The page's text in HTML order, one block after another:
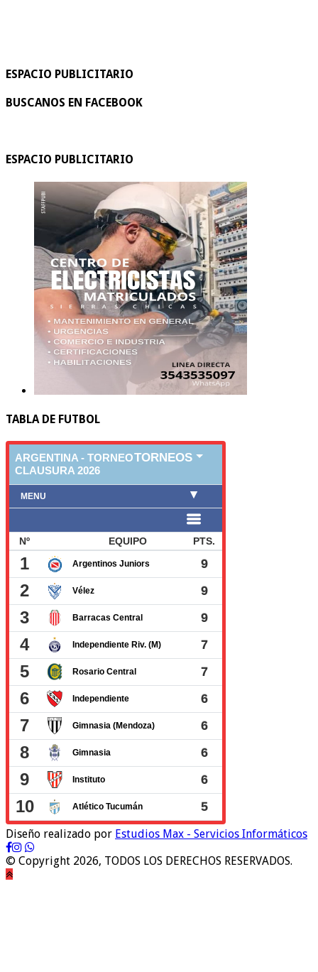
ESPACIO PUBLICITARIO
BUSCANOS EN FACEBOOK
ESPACIO PUBLICITARIO
TABLA DE FUTBOL
Diseño realizado por Estudios Max - Servicios Informáticos
© Copyright 2026, TODOS LOS DERECHOS RESERVADOS.